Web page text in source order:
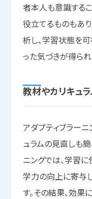
者本人も意識する
役立てるものもあ
析し、学習状態を
った気づきが得ら
教材やカリキュ
アダプティブラー
ュラムの見直しも
ニングでは、学習
学力の向上に寄与
す。その結果、効